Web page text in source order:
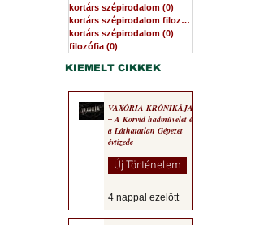
kortárs szépirodalom (0)
kortárs szépirodalom filozófia
kortárs szépirodalom (0)
filozófia (0)
KIEMELT CIKKEK
VAXÓRIA KRÓNIKÁJA
‒ A Korvid hadművelet és
a Láthatatlan Gépezet
évtizede
Új Történelem
4 nappal ezelőtt